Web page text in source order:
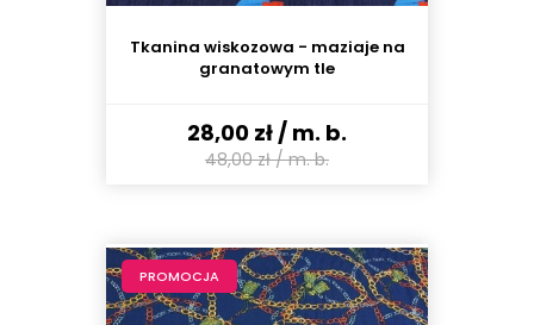
Tkanina wiskozowa - maziaje na
granatowym tle
28,00 zł/ m. b.
48,00 zł/ m. b.
PROMOCJA